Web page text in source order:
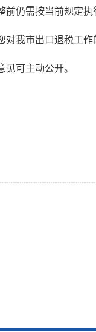
前仍需按当前规定执
对我市出口退税工作
见可主动公开。